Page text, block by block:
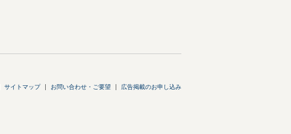
サイトマップ お問い合わせ・ご要望 広告掲載のお申し込み